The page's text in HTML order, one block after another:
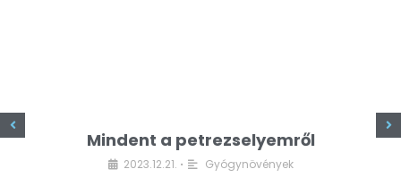
Mindent a petrezselyemről
2023.12.21. • Gyógynövények